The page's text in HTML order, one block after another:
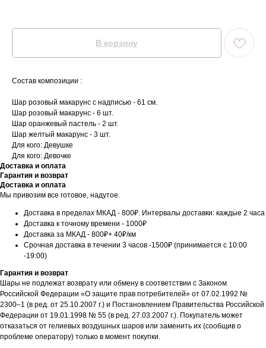
В корзину
Состав композиции :
Шар розовый макарунс с надписью - 61 см.
Шар розовый макарунс - 6 шт.
Шар оранжевый пастель - 2 шт.
Шар желтый макарунс - 3 шт.
Для кого: Девушке
Для кого: Девочке
Доставка и оплата
Гарантия и возврат
Доставка и оплата
Мы привозим все готовое, надутое.
Доставка в пределах МКАД - 800₽. Интервалы доставки: каждые 2 часа
Доставка к точному времени - 1000₽
Доставка за МКАД - 800₽+ 40₽/км
Срочная доставка в течении 3 часов -1500₽ (принимается с 10:00
-19:00)
Гарантия и возврат
Шары не подлежат возврату или обмену в соответствии с Законом
Российской Федерации «О защите прав потребителей» от 07.02.1992 №
2300–1 (в ред. от 25.10.2007 г.) и Постановлением Правительства Российской
Федерации от 19.01.1998 № 55 (в ред. 27.03.2007 г.). Покупатель может
отказаться от гелиевых воздушных шаров или заменить их (сообщив о
проблеме оператору) только в момент покупки.